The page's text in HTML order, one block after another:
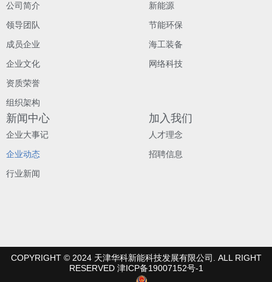
公司简介
领导团队
成员企业
企业文化
资质荣誉
组织架构
新能源
节能环保
海工装备
网络科技
新闻中心
企业大事记
企业动态
行业新闻
加入我们
人才理念
招聘信息
COPYRIGHT © 2024 天津华科新能科技发展有限公司. ALL RIGHT
RESERVED 津ICP备19007152号-1